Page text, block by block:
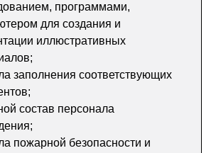
программами,
для создания и
иллюстративных
заполнения соответствующих
состав персонала
пожарной безопасности и